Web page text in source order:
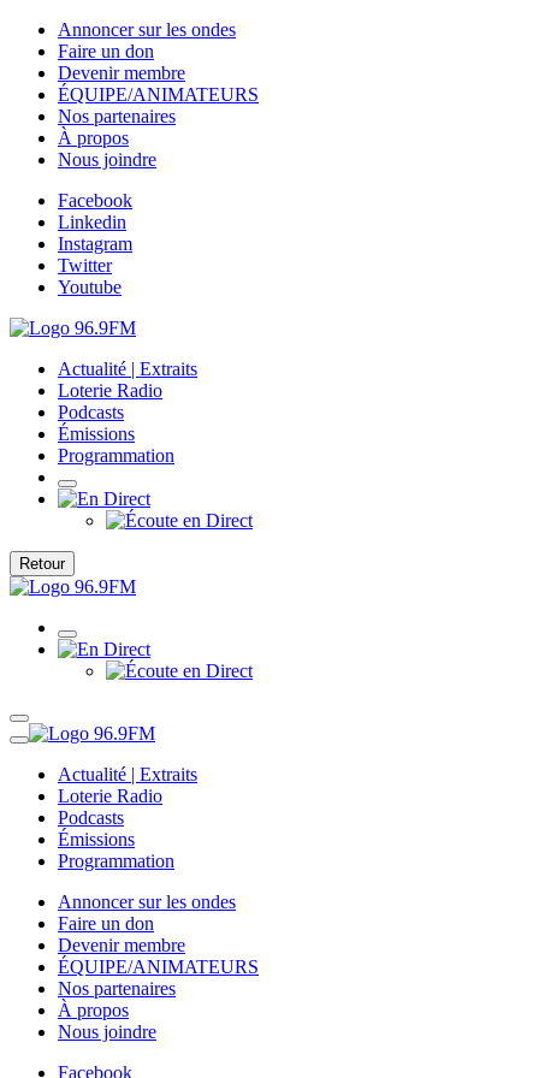
Annoncer sur les ondes
Faire un don
Devenir membre
ÉQUIPE/ANIMATEURS
Nos partenaires
À propos
Nous joindre
Facebook
Linkedin
Instagram
Twitter
Youtube
Actualité | Extraits
Loterie Radio
Podcasts
Émissions
Programmation
Retour
Actualité | Extraits
Loterie Radio
Podcasts
Émissions
Programmation
Annoncer sur les ondes
Faire un don
Devenir membre
ÉQUIPE/ANIMATEURS
Nos partenaires
À propos
Nous joindre
Facebook